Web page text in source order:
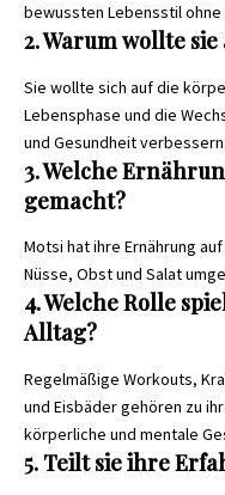
bewussten Lebensstil
2. Warum wollte
Sie wollte sich auf die
Lebensphase und die
und Gesundheit verbessern.
3. Welche
gemacht?
Motsi hat ihre Ernährung
Nüsse, Obst und Salat
4. Welche Rolle
Alltag?
Regelmäßige Workouts,
und Eisbäder gehören zu
körperliche und mentale
5. Teilt sie ihre